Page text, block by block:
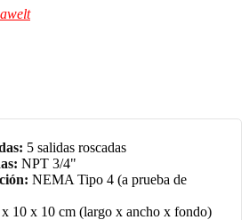
5 salidas roscadas
NPT 3/4"
NEMA Tipo 4 (a prueba de
x 10 x 10 cm (largo x ancho x fondo)